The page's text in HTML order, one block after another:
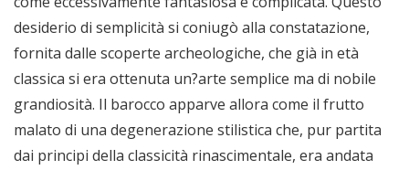
desiderio di semplicità si coniugò alla constatazione,
fornita dalle scoperte archeologiche, che già in età
classica si era ottenuta un?arte semplice ma di nobile
grandiosità. Il barocco apparve allora come il frutto
malato di una degenerazione stilistica che, pur partita
dai principi della classicità rinascimentale, era andata